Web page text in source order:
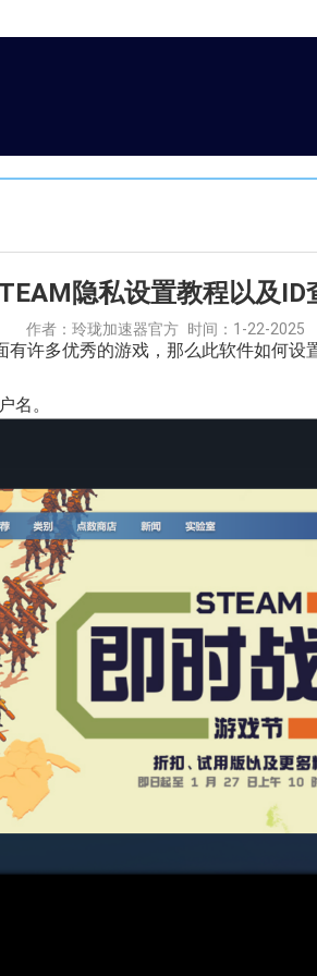
隐私设置教程以及ID
作者：玲珑加速器官方 时间：1-22-2025
许多优秀的游戏，那么此软件如何设
名。